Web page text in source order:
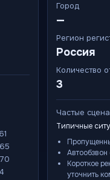
Город
—
Регион
Россия
Количество
3
Частые
Типичные
Автообзвон
Короткое
уточнить